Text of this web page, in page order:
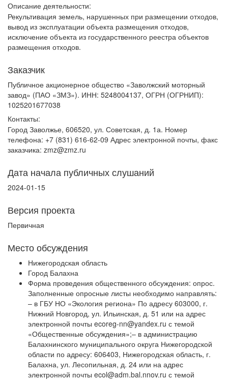
Описание деятельности:
Рекультивация земель, нарушенных при размещении отходов,
вывод из эксплуатации объекта размещения отходов,
исключение объекта из государственного реестра объектов
размещения отходов.
Заказчик
Публичное акционерное общество «Заволжский моторный
завод» (ПАО «ЗМЗ»). ИНН: 5248004137, ОГРН (ОГРНИП):
1025201677038
Контакты:
Город Заволжье, 606520, ул. Советская, д. 1а. Номер
телефона: +7 (831) 616-62-09 Адрес электронной почты, факс
заказчика: zmz@zmz.ru
Дата начала публичных слушаний
2024-01-15
Версия проекта
Первичная
Место обсуждения
Нижегородская область
Город Балахна
Форма проведения общественного обсуждения: опрос.
Заполненные опросные листы необходимо направлять:
– в ГБУ НО «Экология региона» По адресу 603000, г.
Нижний Новгород, ул. Ильинская, д. 51 или на адрес
электронной почты ecoreg-nn@yandex.ru с темой
«Общественные обсуждения»;– в администрацию
Балахнинского муниципального округа Нижегородской
области по адресу: 606403, Нижегородская область, г.
Балахна, ул. Лесопильная, д. 24 или на адрес
электронной почты ecol@adm.bal.nnov.ru с темой